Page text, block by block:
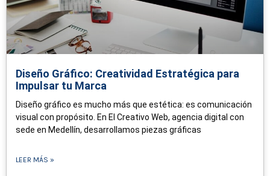
Diseño Gráfico: Creatividad Estratégica para
Impulsar tu Marca
Diseño gráfico es mucho más que estética: es comunicación
visual con propósito. En El Creativo Web, agencia digital con
sede en Medellín, desarrollamos piezas gráficas
LEER MÁS »